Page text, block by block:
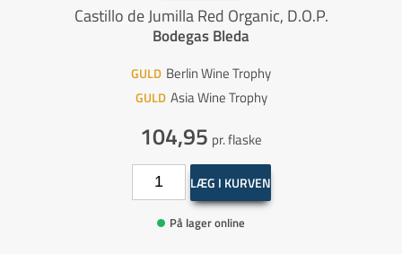
Castillo de Jumilla Red Organic, D.O.P.
Bodegas Bleda
GULD Berlin Wine Trophy
GULD Asia Wine Trophy
104,95 pr. flaske
LÆG I KURVEN
På lager online